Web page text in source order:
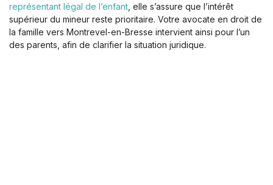
représentant légal de l’enfant , elle s’assure que l’intérêt
supérieur du mineur reste prioritaire. Votre avocate en droit de
la famille vers Montrevel-en-Bresse intervient ainsi pour l’un
des parents, afin de clarifier la situation juridique.